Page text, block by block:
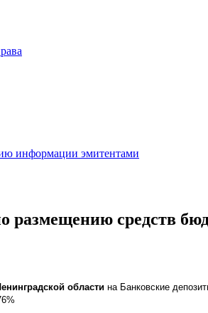
информации эмитентами
средств
области на Банковские